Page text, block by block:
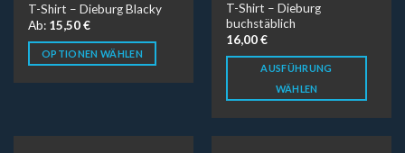
T-Shirt – Dieburg Blacky
Ab: 15,50€
OPTIONEN WÄHLEN
T-Shirt – Dieburg
buchstäblich
16,00€
AUSFÜHRUNG
WÄHLEN